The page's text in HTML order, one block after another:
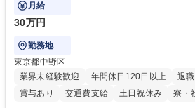
月給
30万円
勤務地
東京都中野区
業界未経験歓迎
年間休日120日以上 退
賞与あり
交通費支給 土日祝休み 寮・